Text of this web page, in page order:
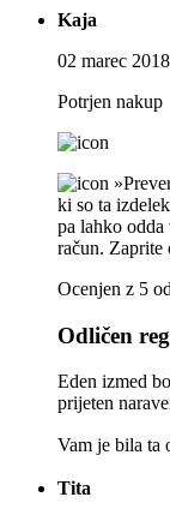
Kaja
02 marec 2018
Potrjen nakup
ki so ta
pa lahko
račun. Zaprite
Ocenjen z 5
Odličen
Eden izmed
prijeten
Vam je bila ta
Tita